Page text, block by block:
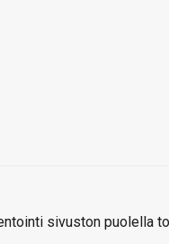
sivuston puolella